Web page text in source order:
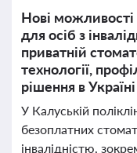
Нові можливості
для осіб з
приватній
технології,
рішення в Україні
У Калуській
безоплатних
інвалідністю,